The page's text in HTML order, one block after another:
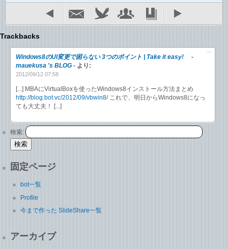
Trackbacks
Windows8のUI変更で困らない 3つのポイント | Take it easy! -
mauekusa 's BLOG - より:
2012/09/12 07:58
[...] MBAにVirtualBoxを使ったWindows8インストール方法まとめ
http://blog.bot.vc/2012/09/vbwin8/これで、明日からWindows8になっ
ても大丈夫！ [...]
検索:
固定ページ
bot一覧
Profile
今まで作った SlideShare一覧
アーカイブ